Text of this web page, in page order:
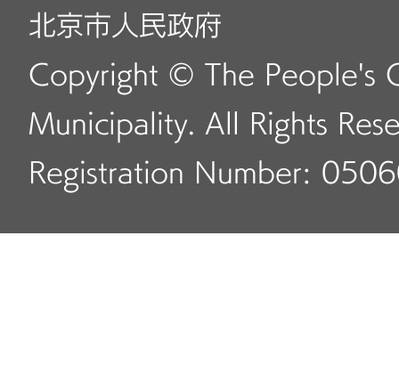
北京市人民政府
Copyright © The People's
Municipality. All Rights
Registration Number: